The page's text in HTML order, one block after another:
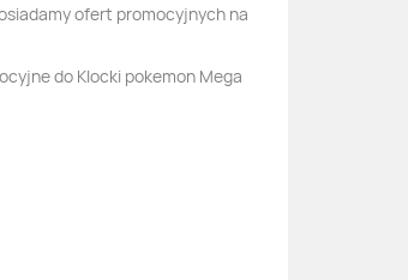
ofert promocyjnych na
do Klocki pokemon Mega